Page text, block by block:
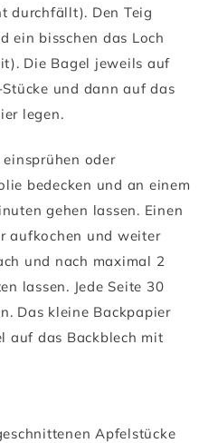
durchfällt). Den Teig
ein bisschen das Loch
Die Bagel jeweils auf
und dann auf das
legen.
oder
bedecken und an einem
gehen lassen. Einen
aufkochen und weiter
und nach maximal 2
lassen. Jede Seite 30
Das kleine Backpapier
auf das Backblech mit
Apfelstücke